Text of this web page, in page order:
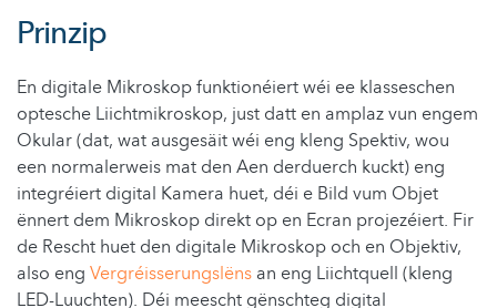
Prinzip
En digitale Mikroskop funktionéiert wéi ee klasseschen
optesche Liichtmikroskop, just datt en amplaz vun engem
Okular (dat, wat ausgesäit wéi eng kleng Spektiv, wou
een normalerweis mat den Aen derduerch kuckt) eng
integréiert digital Kamera huet, déi e Bild vum Objet
ënnert dem Mikroskop direkt op en Ecran projezéiert. Fir
de Rescht huet den digitale Mikroskop och en Objektiv,
also eng Vergréisserungslëns an eng Liichtquell (kleng
LED-Luuchten). Déi meescht gënschteg digital